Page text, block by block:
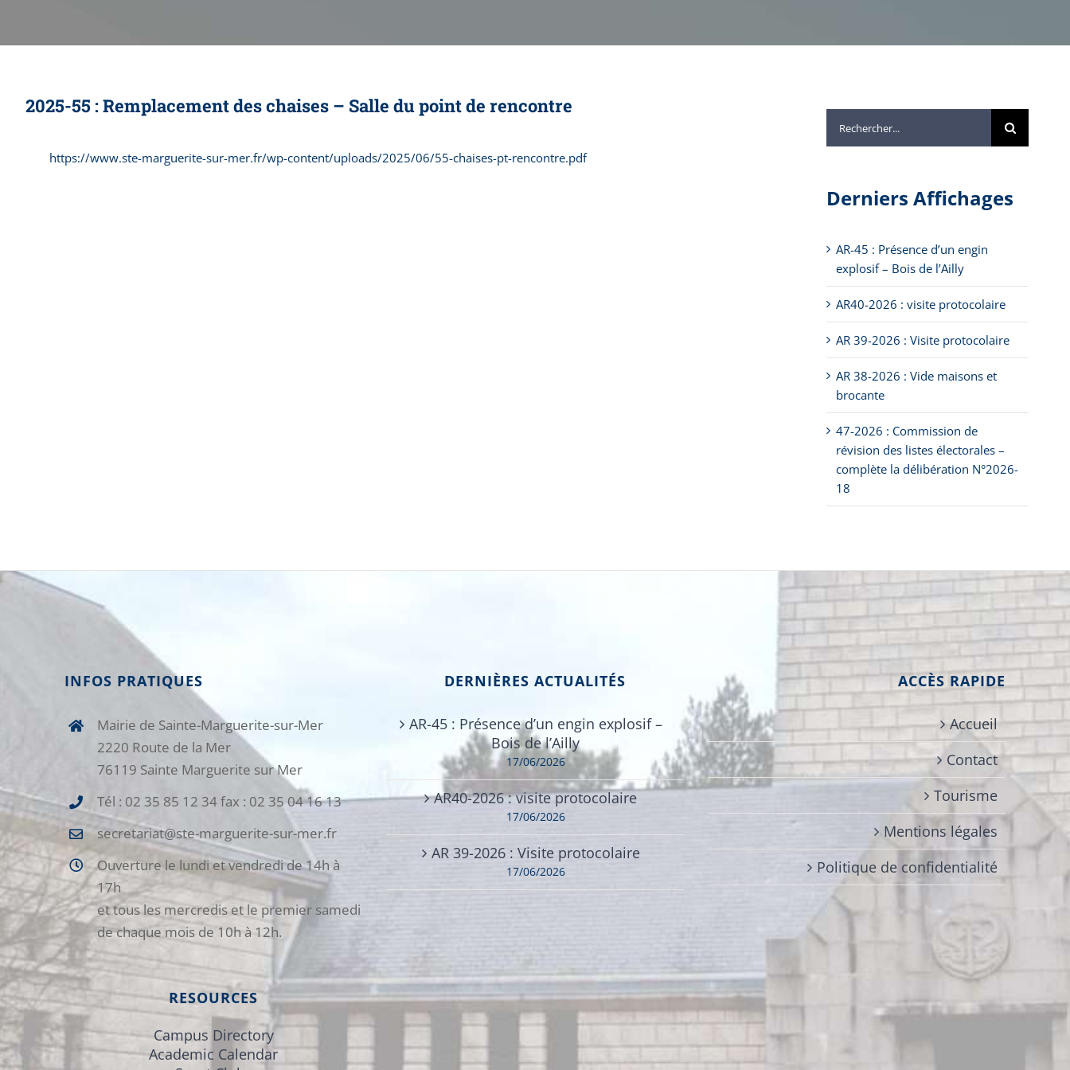
2025-55 : Remplacement des chaises – Salle du point de rencontre
https://www.ste-marguerite-sur-mer.fr/wp-content/uploads/2025/06/55-chaises-pt-rencontre.pdf
Derniers Affichages
AR-45 : Présence d’un engin
explosif – Bois de l’Ailly
AR40-2026 : visite protocolaire
AR 39-2026 : Visite protocolaire
AR 38-2026 : Vide maisons et
brocante
47-2026 : Commission de
révision des listes électorales –
complète la délibération N°2026-
18
INFOS PRATIQUES
Mairie de Sainte-Marguerite-sur-Mer
2220 Route de la Mer
76119 Sainte Marguerite sur Mer
Tél : 02 35 85 12 34 fax : 02 35 04 16 13
secretariat@ste-marguerite-sur-mer.fr
Ouverture le lundi et vendredi de 14h à
17h
et tous les mercredis et le premier samedi
de chaque mois de 10h à 12h.
RESOURCES
Campus Directory
Academic Calendar
DERNIÈRES ACTUALITÉS
AR-45 : Présence d’un engin explosif –
Bois de l’Ailly
17/06/2026
AR40-2026 : visite protocolaire
17/06/2026
AR 39-2026 : Visite protocolaire
17/06/2026
ACCÈS RAPIDE
Accueil
Contact
Tourisme
Mentions légales
Politique de confidentialité